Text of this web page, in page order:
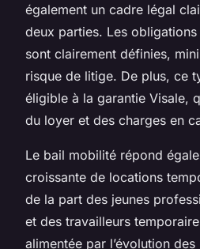
également un cadre légal
deux parties. Les
sont clairement définies,
risque de litige. De plus, ce
éligible à la garantie Visale,
du loyer et des charges en
Le bail mobilité répond
croissante de locations
de la part des jeunes
et des travailleurs
alimentée par l’évolution